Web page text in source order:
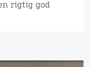
rigtig god